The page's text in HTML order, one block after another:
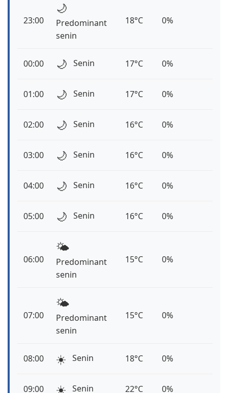
23:00
🌙
Predominant
senin
18°C 0%
00:00 🌙 Senin 17°C 0%
01:00 🌙 Senin 17°C 0%
02:00 🌙 Senin 16°C 0%
03:00 🌙 Senin 16°C 0%
04:00 🌙 Senin 16°C 0%
05:00 🌙 Senin 16°C 0%
06:00
🌤️
Predominant
senin
15°C 0%
07:00
🌤️
Predominant
senin
15°C 0%
08:00 ☀️ Senin 18°C 0%
09:00 ☀️ Senin 22°C 0%